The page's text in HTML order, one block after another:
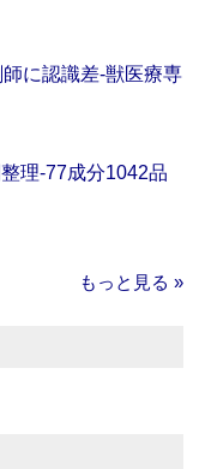
に認識差‐獣医療専
理‐77成分1042品
もっと見る »